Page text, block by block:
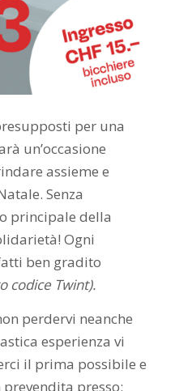
per una
un’occasione
assieme e
Senza
principale della
Ogni
ben gradito
codice Twint).
perdervi neanche
esperienza vi
il prima possibile e
presso: